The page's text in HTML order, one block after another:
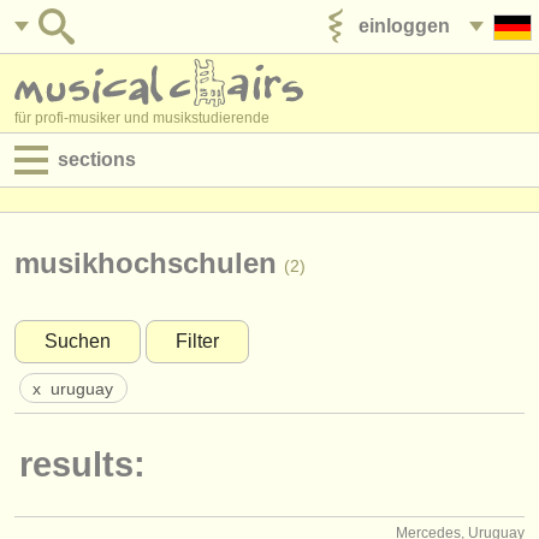
einloggen
für profi-musiker und musikstudierende
sections
jobs - verwaltung
degree courses
kurse
musikhochschulen (2)
Suchen Filter
x uruguay
results:
Mercedes, Uruguay